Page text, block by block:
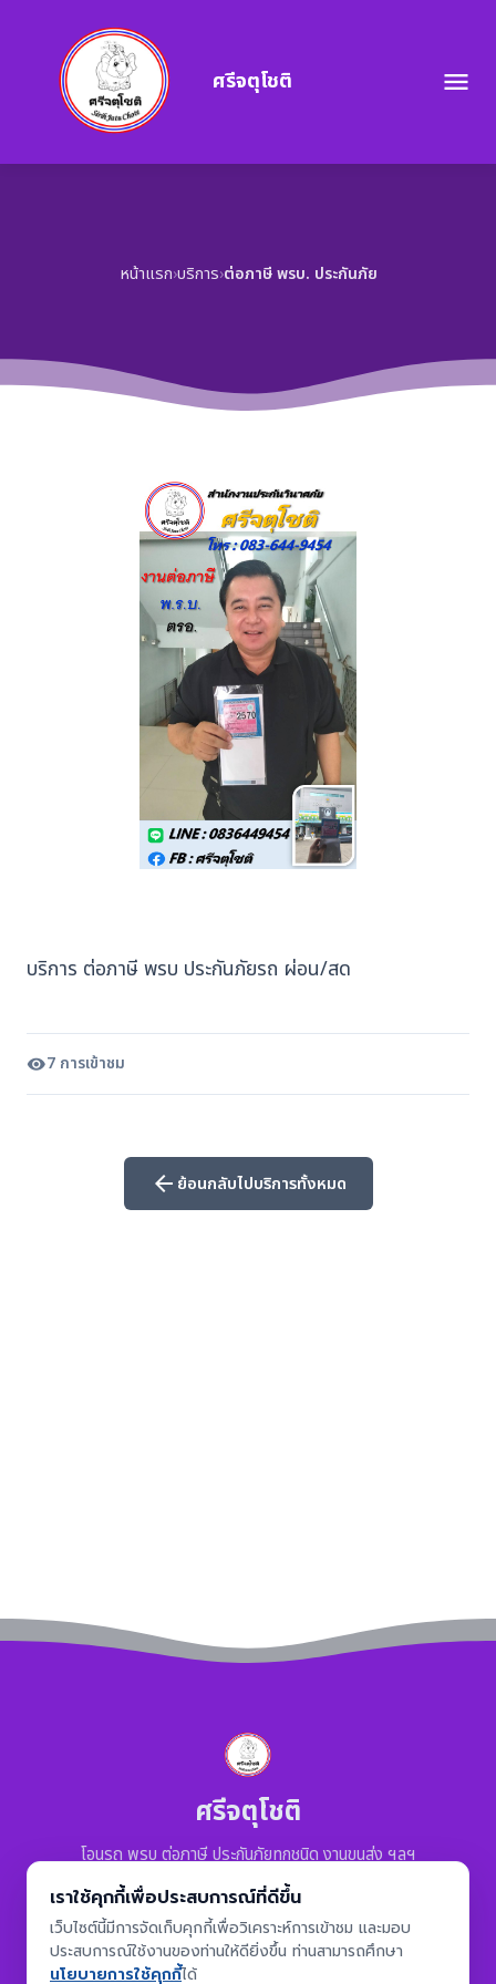
ศรีจตุโชติ menu
หน้าแรก›บริการ›ต่อภาษี พรบ. ประกันภัย
บริการ ต่อภาษี พรบ ประกันภัยรถ ผ่อน/สด
visibility7 การเข้าชม
arrow_back ย้อนกลับไปบริการทั้งหมด
ศรีจตุโชติ
โอนรถ พรบ ต่อภาษี ประกันภัยทุกชนิด งานขนส่ง ฯลฯ
เมนูนำทาง
เราใช้คุกกี้เพื่อประสบการณ์ที่ดีขึ้น
เว็บไซต์นี้มีการจัดเก็บคุกกี้เพื่อวิเคราะห์การเข้าชม และมอบ
ประสบการณ์ใช้งานของท่านให้ดียิ่งขึ้น ท่านสามารถศึกษา
นโยบายการใช้คุกกี้ได้